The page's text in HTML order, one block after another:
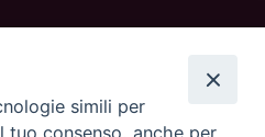
com
simili per